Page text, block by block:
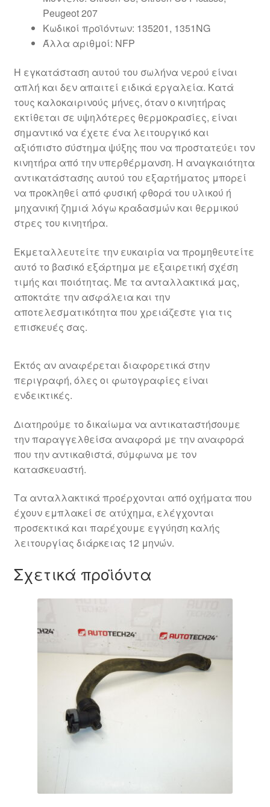
Peugeot 207
Κωδικοί προϊόντων: 135201, 1351NG
Άλλα αριθμοί: NFP
Η εγκατάσταση αυτού του σωλήνα νερού είναι
απλή και δεν απαιτεί ειδικά εργαλεία. Κατά
τους καλοκαιρινούς μήνες, όταν ο κινητήρας
εκτίθεται σε υψηλότερες θερμοκρασίες, είναι
σημαντικό να έχετε ένα λειτουργικό και
αξιόπιστο σύστημα ψύξης που να προστατεύει τον
κινητήρα από την υπερθέρμανση. Η αναγκαιότητα
αντικατάστασης αυτού του εξαρτήματος μπορεί
να προκληθεί από φυσική φθορά του υλικού ή
μηχανική ζημιά λόγω κραδασμών και θερμικού
στρες του κινητήρα.
Εκμεταλλευτείτε την ευκαιρία να προμηθευτείτε
αυτό το βασικό εξάρτημα με εξαιρετική σχέση
τιμής και ποιότητας. Με τα ανταλλακτικά μας,
αποκτάτε την ασφάλεια και την
αποτελεσματικότητα που χρειάζεστε για τις
επισκευές σας.
Εκτός αν αναφέρεται διαφορετικά στην
περιγραφή, όλες οι φωτογραφίες είναι
ενδεικτικές.
Διατηρούμε το δικαίωμα να αντικαταστήσουμε
την παραγγελθείσα αναφορά με την αναφορά
που την αντικαθιστά, σύμφωνα με τον
κατασκευαστή.
Τα ανταλλακτικά προέρχονται από οχήματα που
έχουν εμπλακεί σε ατύχημα, ελέγχονται
προσεκτικά και παρέχουμε εγγύηση καλής
λειτουργίας διάρκειας 12 μηνών.
Σχετικά προϊόντα